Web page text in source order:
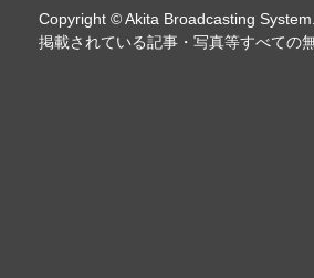
Copyright © Akita Broadcasting
掲載されている記事・写真等すべての